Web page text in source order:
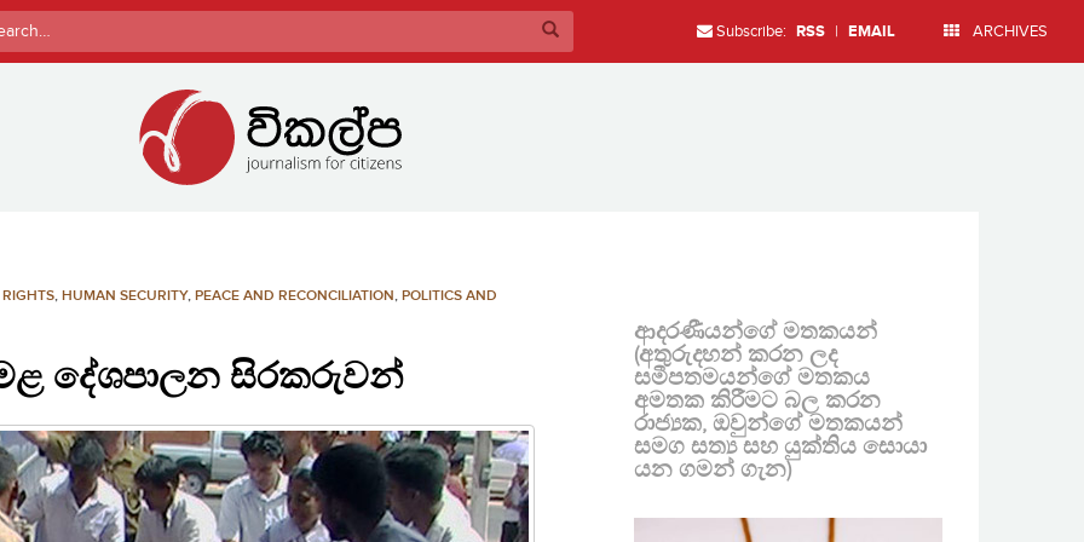
Subscribe: RSS | EMAIL ARCHIVES
, HUMAN SECURITY, PEACE AND RECONCILIATION, POLITICS AND
දේශපාලන සිරකරුවන්
ආදරණීයන්ගේ මතකයන්
(අතුරුදහන් කරන ලද
සමීපතමයන්ගේ මතකය
අමතක කිරීමට බල කරන
රාජ්‍යක, ඔවුන්ගේ මතකයන්
සමග සත්‍ය සහ යුක්තිය සොයා
යන ගමන් ගැන)